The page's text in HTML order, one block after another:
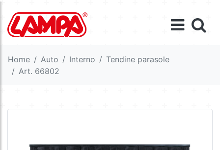
Home Auto Interno
Tendine parasole
Art. 66802